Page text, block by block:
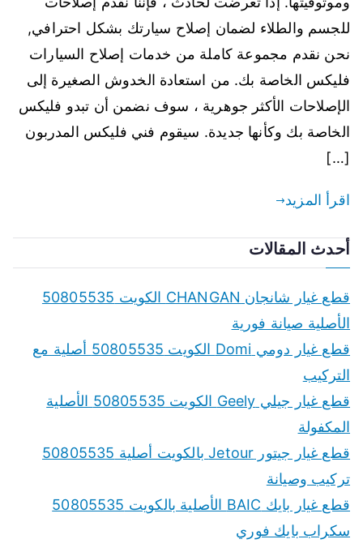
للجسم والطلاء لضمان إصلاح سيارتك بشكل احترافي,
نحن نقدم مجموعة كاملة من خدمات إصلاح السيارات
فليكس الخاصة بك. من استعادة الخدوش الصغيرة إلى
الإصلاحات الأكثر جوهرية ، سوف نضمن أن تبدو فليكس
الخاصة بك وكأنها جديدة. سيقوم فني فليكس المدربون
[…]
اقرأ المزيد
أحدث المقالات
قطع غيار شانجان CHANGAN الكويت 50805535
الأصلية صيانة فورية
قطع غيار دومي Domi الكويت 50805535 أصلية مع
التركيب
قطع غيار جيلي Geely الكويت 50805535 الأصلية
المكفولة
قطع غيار جيتور Jetour بالكويت أصلية 50805535
تركيب وصيانة
قطع غيار بايك BAIC الأصلية بالكويت 50805535
سكراب بايك فوري